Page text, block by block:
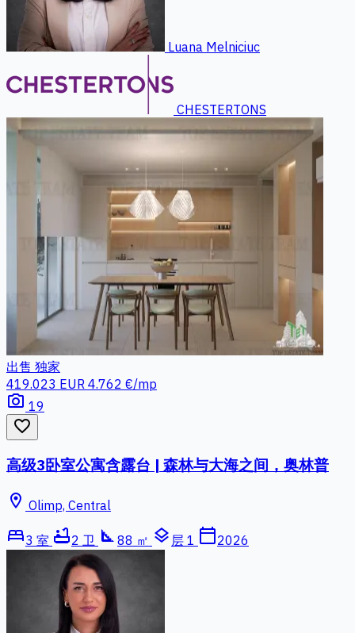
Luana Melniciuc
CHESTERTONS
出售 独家
419.023 EUR 4.762 €/mp
photo_camera 19
favorite_border
高级3卧室公寓含露台 | 森林与大海之间，奥林普
location_on Olimp, Central
bed3 室 bathtub2 卫 square_foot 88 ㎡ layers 层 1 calendar_today2026